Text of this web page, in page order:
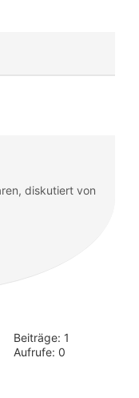
diskutiert von
Beiträge: 1
Aufrufe: 0